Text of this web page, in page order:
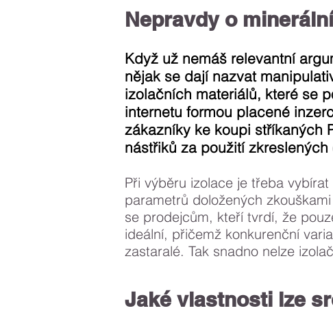
Nepravdy o
Když už nemáš relevantní
nějak se dají nazvat
izolačních materiálů, které se
internetu formou placené
zákazníky ke koupi stříkaných
nástřiků za použití
Při výběru izolace je třeba vybírat
parametrů doložených
se prodejcům, kteří tvrdí, že
ideální, přičemž konkurenční
zastaralé. Tak snadno nelze
Jaké vlastnosti lze